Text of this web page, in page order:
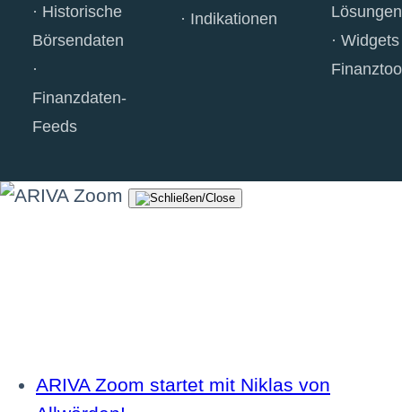
Historische
Börsendaten
Finanzdaten-
Feeds
Indikationen
Lösungen
ARIVA Zoom startet mit Niklas von